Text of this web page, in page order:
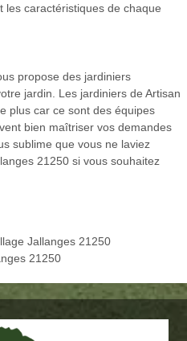
les caractéristiques de chaque
propose des jardiniers
jardin. Les jardiniers de Artisan
plus car ce sont des équipes
bien maîtriser vos demandes
sublime que vous ne laviez
21250 si vous souhaitez
Jallanges 21250
21250